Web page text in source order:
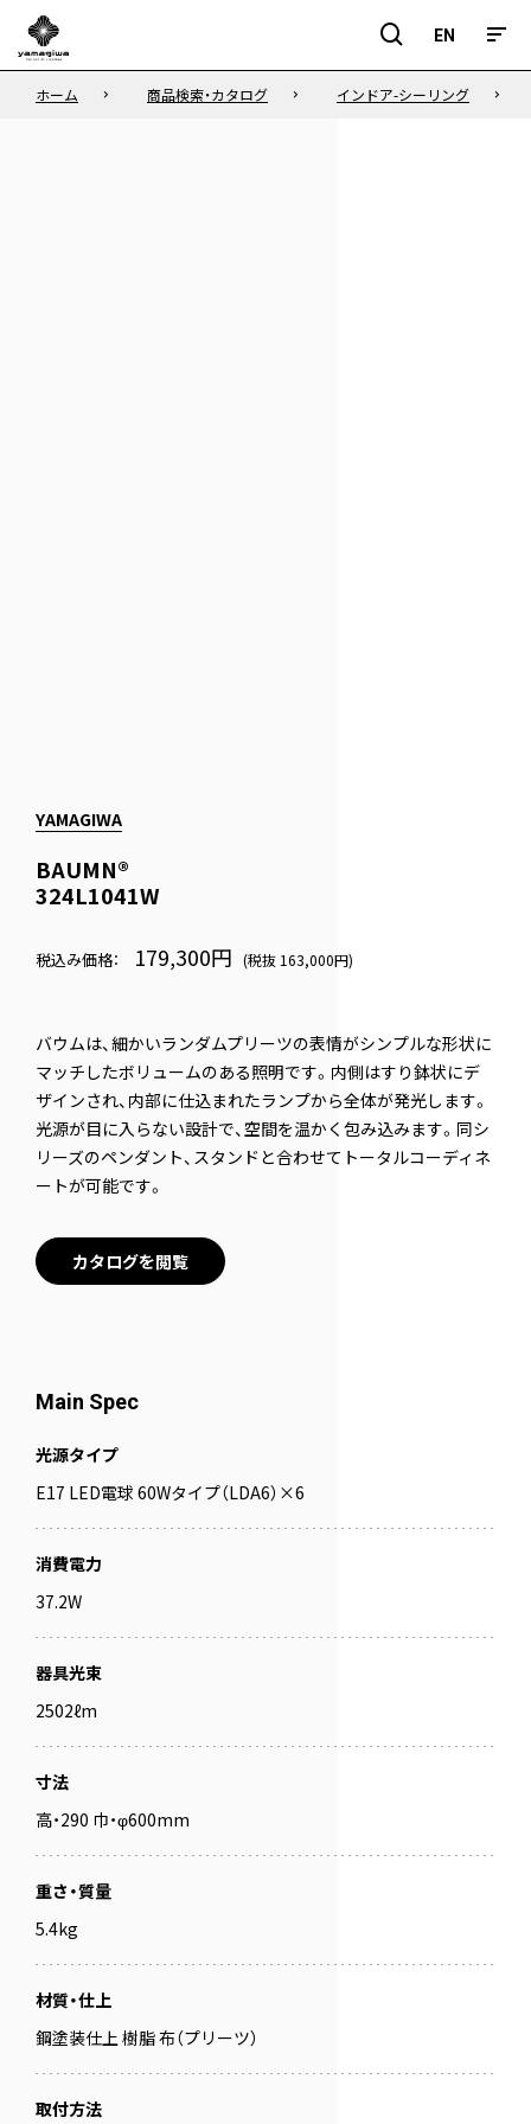
EN
EN
ホーム 商品検索・カタログ インドア-シーリング
YAMAGIWA
BAUMN®
324L1041W
税込み価格： 179,300円 (税抜 163,000円)
バウムは、細かいランダムプリーツの表情がシンプルな形状に
マッチしたボリュームのある照明です。内側はすり鉢状にデ
ザインされ、内部に仕込まれたランプから全体が発光します。
光源が目に入らない設計で、空間を温かく包み込みます。同シ
リーズのペンダント、スタンドと合わせてトータルコーディネ
ートが可能です。
カタログを閲覧
Main Spec
光源タイプ
E17 LED電球 60Wタイプ（LDA6）×6
消費電力
37.2W
器具光束
2502ℓm
寸法
高・290 巾・φ600mm
重さ・質量
5.4kg
材質・仕上
鋼塗装仕上 樹脂 布（プリーツ）
取付方法